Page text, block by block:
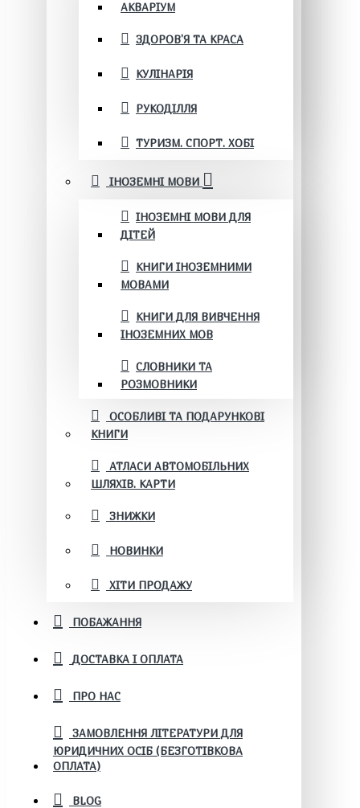
АКВАРІУМ
ЗДОРОВ'Я ТА КРАСА
КУЛІНАРІЯ
РУКОДІЛЛЯ
ТУРИЗМ. СПОРТ. ХОБІ
ІНОЗЕМНІ МОВИ
ІНОЗЕМНІ МОВИ ДЛЯ
ДІТЕЙ
КНИГИ ІНОЗЕМНИМИ
МОВАМИ
КНИГИ ДЛЯ ВИВЧЕННЯ
ІНОЗЕМНИХ МОВ
СЛОВНИКИ ТА
РОЗМОВНИКИ
ОСОБЛИВІ ТА ПОДАРУНКОВІ
КНИГИ
АТЛАСИ АВТОМОБІЛЬНИХ
ШЛЯХІВ. КАРТИ
ЗНИЖКИ
НОВИНКИ
ХІТИ ПРОДАЖУ
ПОБАЖАННЯ
ДОСТАВКА І ОПЛАТА
ПРО НАС
ЗАМОВЛЕННЯ ЛІТЕРАТУРИ ДЛЯ
ЮРИДИЧНИХ ОСІБ (БЕЗГОТІВКОВА
ОПЛАТА)
BLOG